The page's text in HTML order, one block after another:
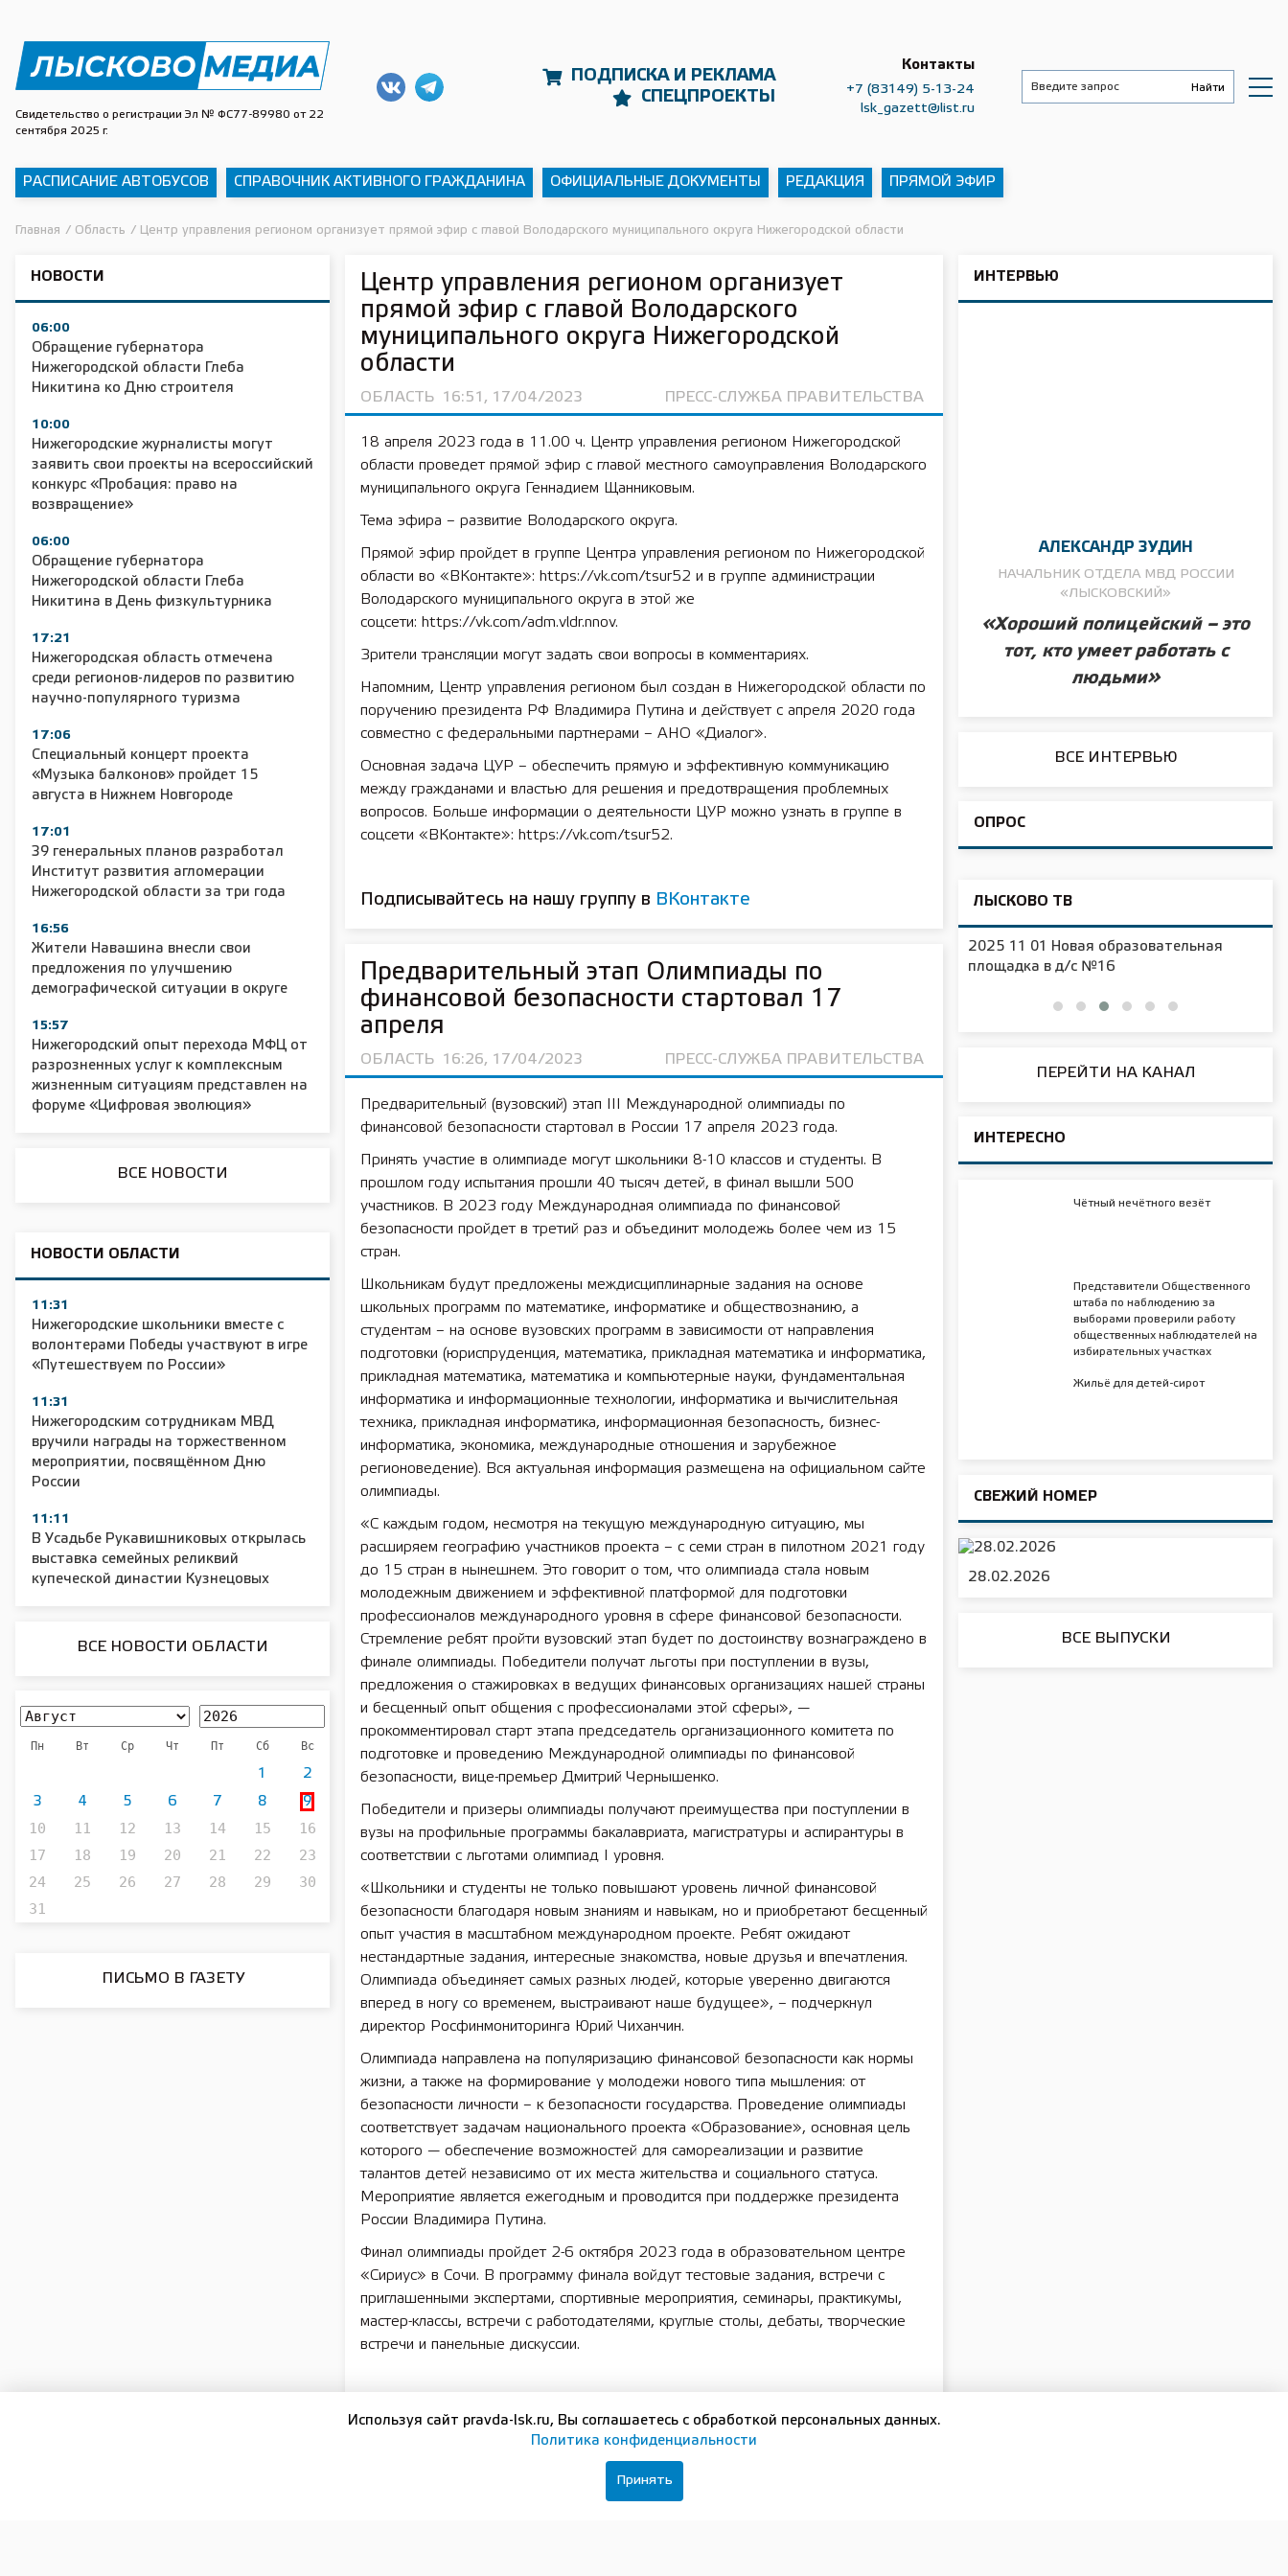
Свидетельство о регистрации Эл № ФС77-89980 от 22
сентября 2025 г.
ПОДПИСКА И РЕКЛАМА
СПЕЦПРОЕКТЫ
Контакты
+7 (83149) 5-13-24
lsk_gazett@list.ru
РАСПИСАНИЕ АВТОБУСОВ СПРАВОЧНИК АКТИВНОГО ГРАЖДАНИНА ОФИЦИАЛЬНЫЕ ДОКУМЕНТЫ РЕДАКЦИЯ ПРЯМОЙ ЭФИР
Главная / Область / Центр управления регионом организует прямой эфир с главой Володарского муниципального округа Нижегородской области
НОВОСТИ
06:00
Обращение губернатора
Нижегородской области Глеба
Никитина ко Дню строителя
10:00
Нижегородские журналисты могут
заявить свои проекты на всероссийский
конкурс «Пробация: право на
возвращение»
06:00
Обращение губернатора
Нижегородской области Глеба
Никитина в День физкультурника
17:21
Нижегородская область отмечена
среди регионов-лидеров по развитию
научно-популярного туризма
17:06
Специальный концерт проекта
«Музыка балконов» пройдет 15
августа в Нижнем Новгороде
17:01
39 генеральных планов разработал
Институт развития агломерации
Нижегородской области за три года
16:56
Жители Навашина внесли свои
предложения по улучшению
демографической ситуации в округе
15:57
Нижегородский опыт перехода МФЦ от
разрозненных услуг к комплексным
жизненным ситуациям представлен на
форуме «Цифровая эволюция»
ВСЕ НОВОСТИ
НОВОСТИ ОБЛАСТИ
11:31
Нижегородские школьники вместе с
волонтерами Победы участвуют в игре
«Путешествуем по России»
11:31
Нижегородским сотрудникам МВД
вручили награды на торжественном
мероприятии, посвящённом Дню
России
11:11
В Усадьбе Рукавишниковых открылась
выставка семейных реликвий
купеческой династии Кузнецовых
ВСЕ НОВОСТИ ОБЛАСТИ
Пн Вт Ср Чт Пт Сб Вс
1 2
3 4 5 6 7 8 9
10 11 12 13 14 15
16
17
18 19 20 21 22
23
24
25 26 27 28 29
30
31
ПИСЬМО В ГАЗЕТУ
Центр управления регионом организует
прямой эфир с главой Володарского
муниципального округа Нижегородской
области
ОБЛАСТЬ 16:51, 17/04/2023 ПРЕСС-СЛУЖБА ПРАВИТЕЛЬСТВА
18 апреля 2023 года в 11.00 ч. Центр управления регионом Нижегородской
области проведет прямой эфир с главой местного самоуправления Володарского
муниципального округа Геннадием Щанниковым.
Тема эфира – развитие Володарского округа.
Прямой эфир пройдет в группе Центра управления регионом по Нижегородской
области во «ВКонтакте»: https://vk.com/tsur52 и в группе администрации
Володарского муниципального округа в этой же
соцсети: https://vk.com/adm.vldr.nnov.
Зрители трансляции могут задать свои вопросы в комментариях.
Напомним, Центр управления регионом был создан в Нижегородской области по
поручению президента РФ Владимира Путина и действует с апреля 2020 года
совместно с федеральными партнерами – АНО «Диалог».
Основная задача ЦУР – обеспечить прямую и эффективную коммуникацию
между гражданами и властью для решения и предотвращения проблемных
вопросов. Больше информации о деятельности ЦУР можно узнать в группе в
соцсети «ВКонтакте»: https://vk.com/tsur52.
Подписывайтесь на нашу группу в ВКонтакте
Предварительный этап Олимпиады по
финансовой безопасности стартовал 17
апреля
ОБЛАСТЬ 16:26, 17/04/2023 ПРЕСС-СЛУЖБА ПРАВИТЕЛЬСТВА
Предварительный (вузовский) этап III Международной олимпиады по
финансовой безопасности стартовал в России 17 апреля 2023 года.
Принять участие в олимпиаде могут школьники 8-10 классов и студенты. В
прошлом году испытания прошли 40 тысяч детей, в финал вышли 500
участников. В 2023 году Международная олимпиада по финансовой
безопасности пройдет в третий раз и объединит молодежь более чем из 15
стран.
Школьникам будут предложены междисциплинарные задания на основе
школьных программ по математике, информатике и обществознанию, а
студентам – на основе вузовских программ в зависимости от направления
подготовки (юриспруденция, математика, прикладная математика и информатика,
прикладная математика, математика и компьютерные науки, фундаментальная
информатика и информационные технологии, информатика и вычислительная
техника, прикладная информатика, информационная безопасность, бизнес-
информатика, экономика, международные отношения и зарубежное
регионоведение). Вся актуальная информация размещена на официальном сайте
олимпиады.
«С каждым годом, несмотря на текущую международную ситуацию, мы
расширяем географию участников проекта – с семи стран в пилотном 2021 году
до 15 стран в нынешнем. Это говорит о том, что олимпиада стала новым
молодежным движением и эффективной платформой для подготовки
профессионалов международного уровня в сфере финансовой безопасности.
Стремление ребят пройти вузовский этап будет по достоинству вознаграждено в
финале олимпиады. Победители получат льготы при поступлении в вузы,
предложения о стажировках в ведущих финансовых организациях нашей страны
и бесценный опыт общения с профессионалами этой сферы», —
прокомментировал старт этапа председатель организационного комитета по
подготовке и проведению Международной олимпиады по финансовой
безопасности, вице-премьер Дмитрий Чернышенко.
Победители и призеры олимпиады получают преимущества при поступлении в
вузы на профильные программы бакалавриата, магистратуры и аспирантуры в
соответствии с льготами олимпиад I уровня.
«Школьники и студенты не только повышают уровень личной финансовой
безопасности благодаря новым знаниям и навыкам, но и приобретают бесценный
опыт участия в масштабном международном проекте. Ребят ожидают
нестандартные задания, интересные знакомства, новые друзья и впечатления.
Олимпиада объединяет самых разных людей, которые уверенно двигаются
вперед в ногу со временем, выстраивают наше будущее», – подчеркнул
директор Росфинмониторинга Юрий Чиханчин.
Олимпиада направлена на популяризацию финансовой безопасности как нормы
жизни, а также на формирование у молодежи нового типа мышления: от
безопасности личности – к безопасности государства. Проведение олимпиады
соответствует задачам национального проекта «Образование», основная цель
которого — обеспечение возможностей для самореализации и развитие
талантов детей независимо от их места жительства и социального статуса.
Мероприятие является ежегодным и проводится при поддержке президента
России Владимира Путина.
Финал олимпиады пройдет 2-6 октября 2023 года в образовательном центре
«Сириус» в Сочи. В программу финала войдут тестовые задания, встречи с
приглашенными экспертами, спортивные мероприятия, семинары, практикумы,
мастер-классы, встречи с работодателями, круглые столы, дебаты, творческие
встречи и панельные дискуссии.
ВКонтакте
ИНТЕРВЬЮ
АЛЕКСАНДР ЗУДИН
НАЧАЛЬНИК ОТДЕЛА МВД РОССИИ
«ЛЫСКОВСКИЙ»
«Хороший полицейский – это
тот, кто умеет работать с
людьми»
ВСЕ ИНТЕРВЬЮ
ОПРОС
ЛЫСКОВО ТВ
11 01 Сельское хозяйство 2025
сельскохозяйственного назначения
2025 11 01 Новая образовательная
площадка в д/с №16
ПЕРЕЙТИ НА КАНАЛ
ИНТЕРЕСНО
Чётный нечётного везёт
Представители Общественного
штаба по наблюдению за
выборами проверили работу
общественных наблюдателей на
избирательных участках
Жильё для детей-сирот
СВЕЖИЙ НОМЕР
28.02.2026
ВСЕ ВЫПУСКИ
Используя сайт pravda-lsk.ru, Вы соглашаетесь с обработкой персональных данных.
Политика конфиденциальности
Принять